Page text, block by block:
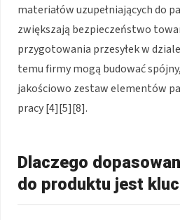
materiałów uzupełniających do
zwiększają bezpieczeństwo
przygotowania przesyłek w
temu firmy mogą budować
jakościowo zestaw elementów
pracy [4][5][8].
Dlaczego
do produktu jest